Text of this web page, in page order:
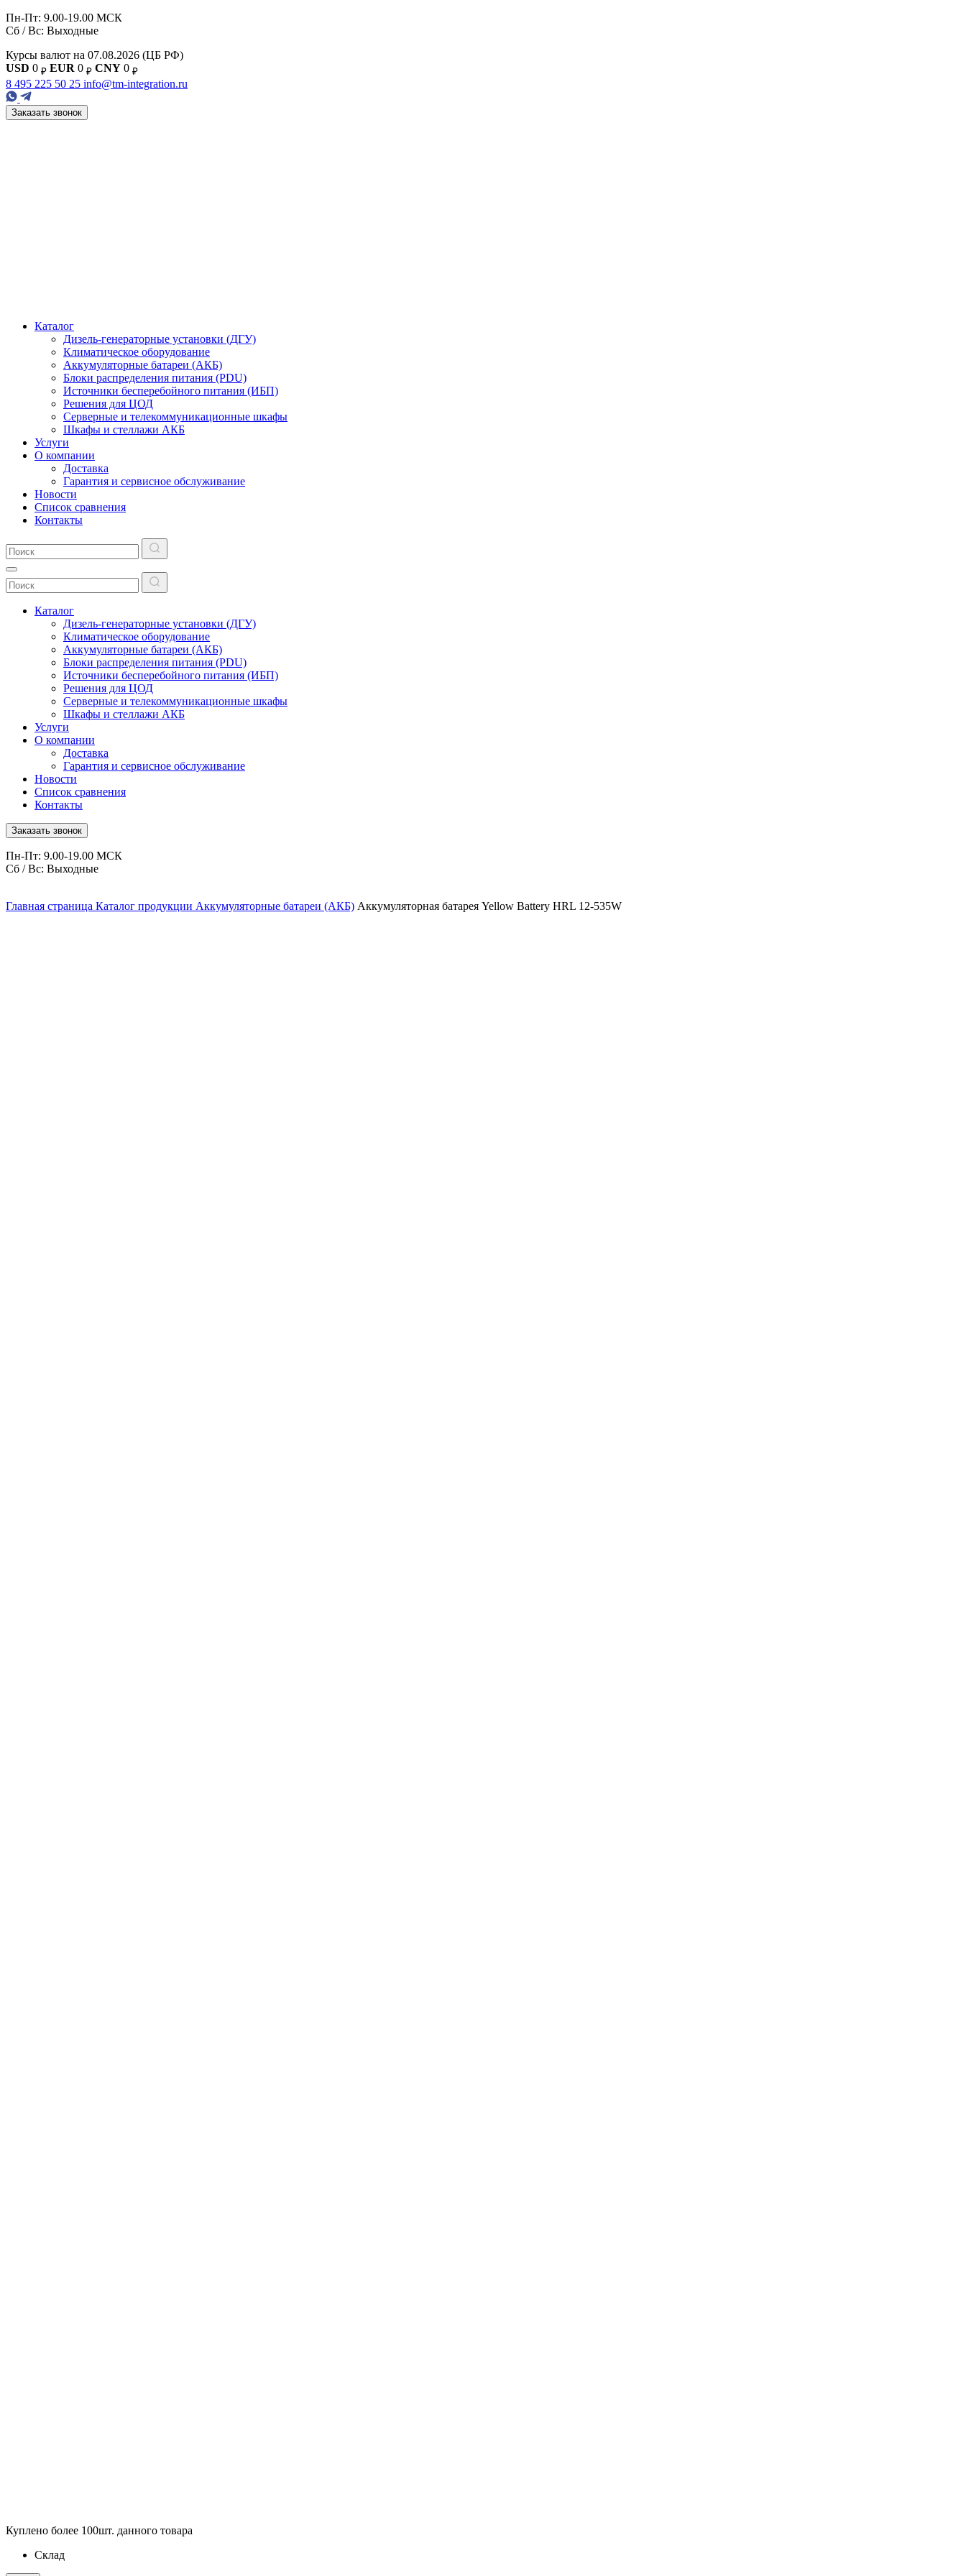
Пн-Пт: 9.00-19.00 МСК
Сб / Вс: Выходные
Курсы валют на 07.08.2026 (ЦБ РФ)
USD 0 ₽ EUR 0 ₽ CNY 0 ₽
8 495 225 50 25 info@tm-integration.ru
Заказать звонок
Каталог
Дизель-генераторные установки (ДГУ)
Климатическое оборудование
Аккумуляторные батареи (АКБ)
Блоки распределения питания (PDU)
Источники бесперебойного питания (ИБП)
Решения для ЦОД
Серверные и телекоммуникационные шкафы
Шкафы и стеллажи АКБ
Услуги
О компании
Доставка
Гарантия и сервисное обслуживание
Новости
Список сравнения
Контакты
Каталог
Дизель-генераторные установки (ДГУ)
Климатическое оборудование
Аккумуляторные батареи (АКБ)
Блоки распределения питания (PDU)
Источники бесперебойного питания (ИБП)
Решения для ЦОД
Серверные и телекоммуникационные шкафы
Шкафы и стеллажи АКБ
Услуги
О компании
Доставка
Гарантия и сервисное обслуживание
Новости
Список сравнения
Контакты
Заказать звонок
Пн-Пт: 9.00-19.00 МСК
Сб / Вс: Выходные
Главная страница Каталог продукции Аккумуляторные батареи (АКБ) Аккумуляторная батарея Yellow Battery HRL 12-535W
Куплено более 100шт. данного товара
Склад